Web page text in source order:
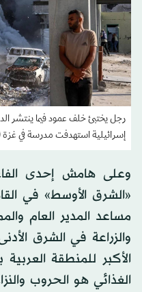
رجل يختبئ خلف عمود فيما ينتشر
إسرائيلية استهدفت مدرسة في
وعلى هامش إحدى
«الشرق الأوسط» في
مساعد المدير العام
والزراعة في الشرق
الأكبر للمنطقة
الغذائي هو الحروب